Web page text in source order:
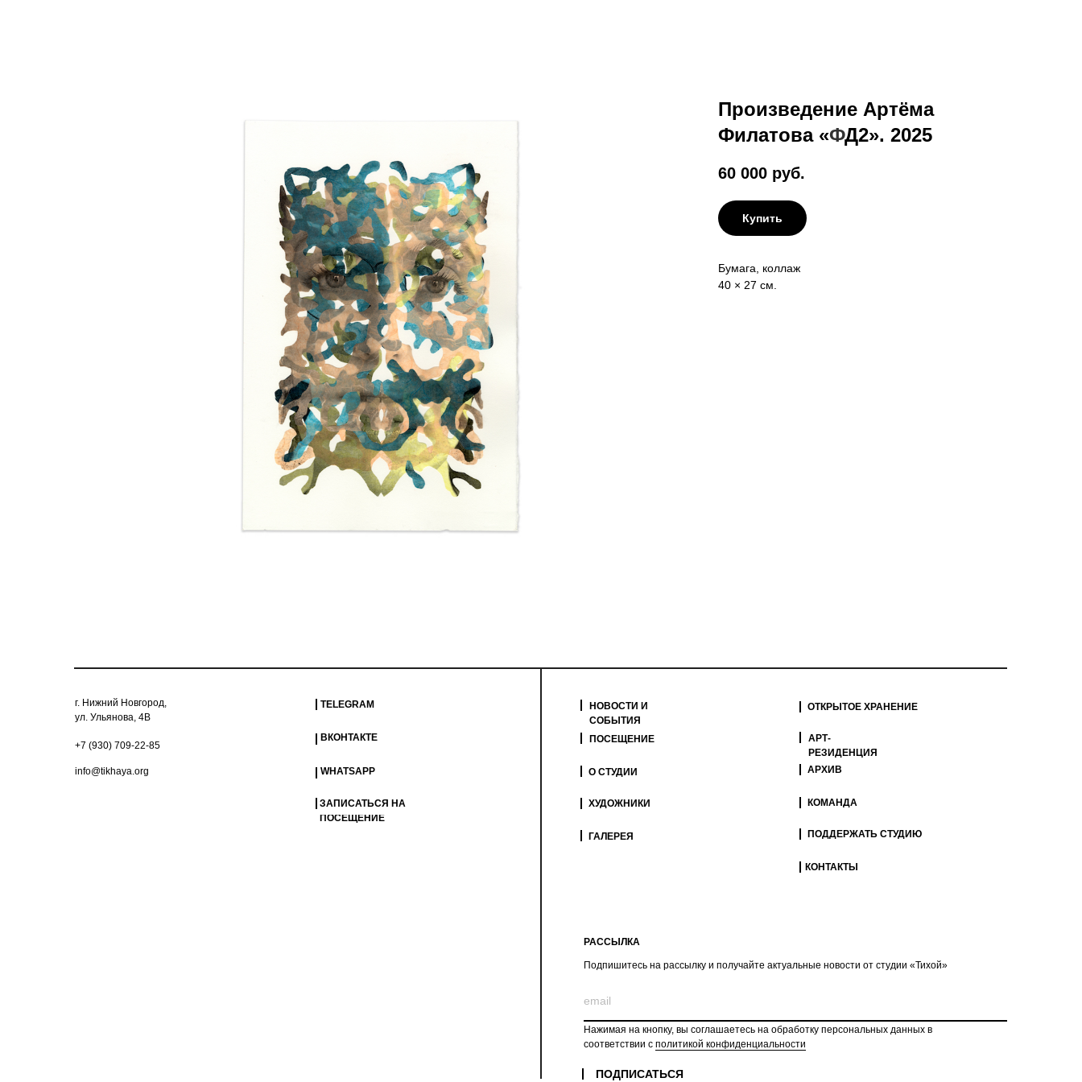
Произведение Артёма
Филатова «ФД2». 2025
60 000 руб.
Купить
Бумага, коллаж
40 × 27 см.
г. Нижний Новгород,
ул. Ульянова, 4В
+7 (930) 709-22-85
‍info@tikhaya.org
ЗАПИСАТЬСЯ НА
ПОСЕЩЕНИЕ
TELEGRAM
Подпишитесь на рассылку и получайте актуальные новости от студии «Тихой»
ХУДОЖНИКИ
РАССЫЛКА
ПОДПИСАТЬСЯ
О СТУДИИ
WHATSAPP
ОТКРЫТОЕ ХРАНЕНИЕ
АРТ-
РЕЗИДЕНЦИЯ
ПОСЕЩЕНИЕ
КОМАНДА
АРХИВ
НОВОСТИ И
СОБЫТИЯ
Нажимая на кнопку, вы соглашаетесь на обработку персональных данных в
соответствии с политикой конфиденциальности
ПОДДЕРЖАТЬ СТУДИЮ
ГАЛЕРЕЯ
ВКОНТАКТЕ
КОНТАКТЫ